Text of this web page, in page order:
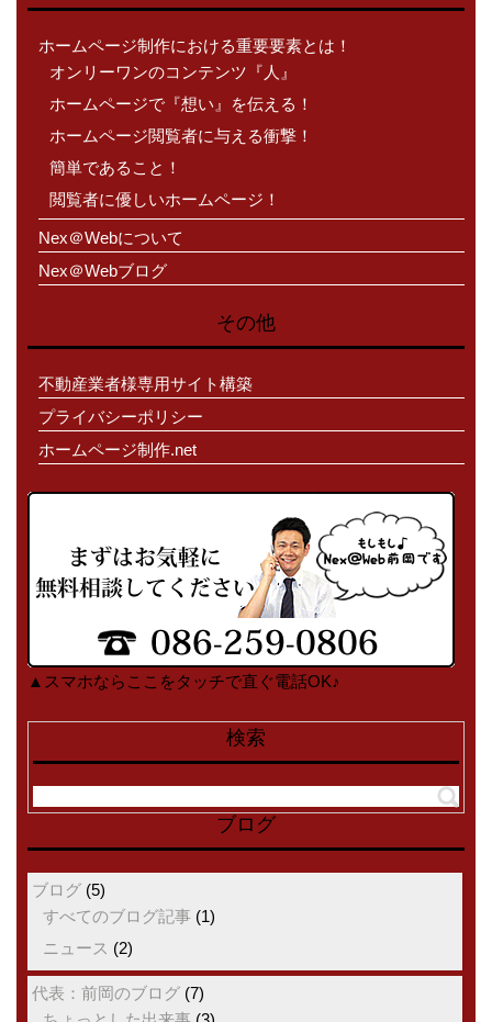
ホームページ制作における重要要素とは！
オンリーワンのコンテンツ『人』
ホームページで『想い』を伝える！
ホームページ閲覧者に与える衝撃！
簡単であること！
閲覧者に優しいホームページ！
Nex＠Webについて
Nex＠Webブログ
その他
不動産業者様専用サイト構築
プライバシーポリシー
ホームページ制作.net
▲スマホならここをタッチで直ぐ電話OK♪
検索
ブログ
ブログ(5)
すべてのブログ記事(1)
ニュース (2)
代表：前岡のブログ(7)